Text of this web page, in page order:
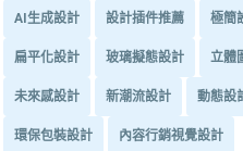
AI生成設計 設計插件推薦 極簡
扁平化設計 玻璃擬態設計 立體
未來感設計 新潮流設計 動態設
環保包裝設計 內容行銷視覺設計